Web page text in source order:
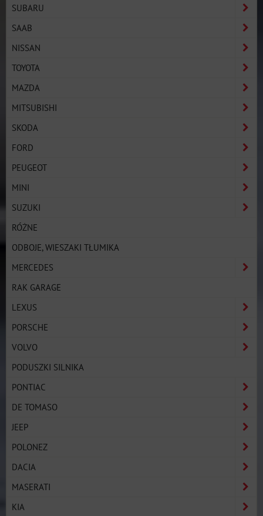
SUBARU
SAAB
NISSAN
TOYOTA
MAZDA
MITSUBISHI
SKODA
FORD
PEUGEOT
MINI
SUZUKI
RÓŻNE
ODBOJE, WIESZAKI TŁUMIKA
MERCEDES
RAK GARAGE
LEXUS
PORSCHE
VOLVO
PODUSZKI SILNIKA
PONTIAC
DE TOMASO
JEEP
POLONEZ
DACIA
MASERATI
KIA